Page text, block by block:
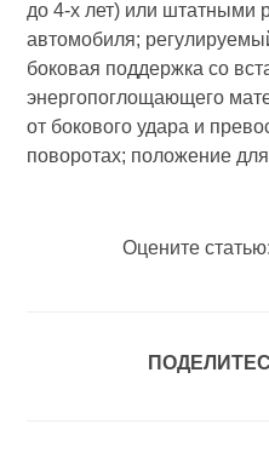
до 4-х лет) или штатными
автомобиля;
боковая поддержка со
энергопоглощающего
от бокового удара и
поворотах; положение
Оцените статью: